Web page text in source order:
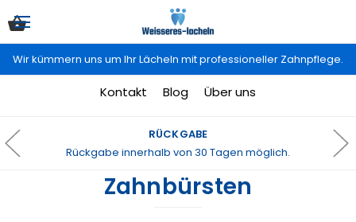
Wir kümmern uns um Ihr Lächeln mit professioneller Zahnpflege.
Kontakt Blog Über uns
RÜCKGABE
Rückgabe innerhalb von 30 Tagen möglich.
Zahnbürsten